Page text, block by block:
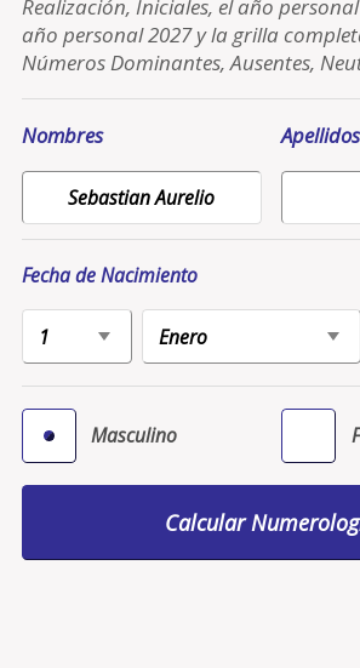
Realización, Iniciales, el año
año personal 2027 y la grilla
Números Dominantes, Ausentes,
Nombres Apellidos
Fecha de Nacimiento
Masculino